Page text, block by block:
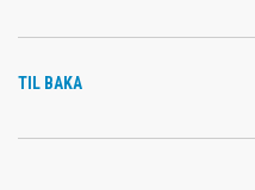
TIL BAKA